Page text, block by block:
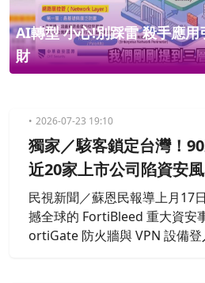
AI轉型 小心!別踩雷 殺手應用
財
2026-07-23 19:10
獨家／駭客鎖定台灣！
近20家上市公司陷資安
民視新聞／蘇恩民報導上月17
撼全球的 FortiBleed 重大資安
ortiGate 防火牆與 VPN 設備